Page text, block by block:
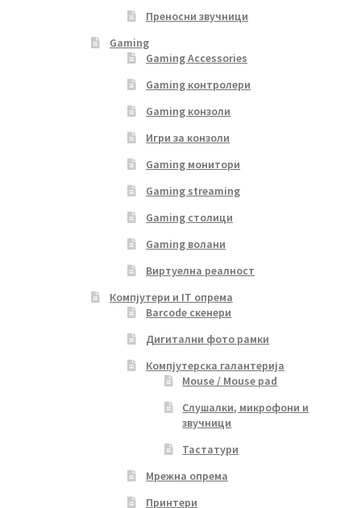
Преносни звучници
Gaming
Gaming Accessories
Gaming контролери
Gaming конзоли
Игри за конзоли
Gaming монитори
Gaming streaming
Gaming столици
Gaming волани
Виртуелна реалност
Компјутери и IT опрема
Barcode скенери
Дигитални фото рамки
Компјутерска галантерија
Mouse / Mouse pad
Слушалки, микрофони и
звучници
Тастатури
Мрежна опрема
Принтери